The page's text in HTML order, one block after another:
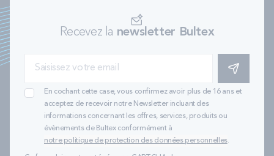
Recevez la newsletter Bultex
S'INSCRIRE
En cochant cette case, vous confirmez avoir plus de 16 ans et
acceptez de recevoir notre Newsletter incluant des
informations concernant les offres, services, produits ou
évènements de Bultex conformément à
notre politique de protection des données personnelles.